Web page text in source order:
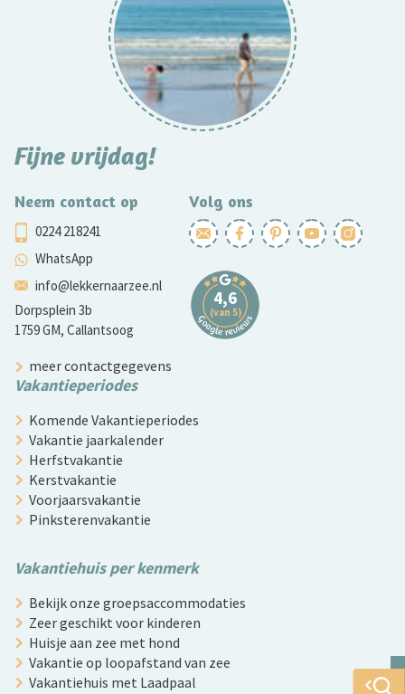
Fijne vrijdag!
Neem contact op
0224 218241
WhatsApp
info@lekkernaarzee.nl
Dorpsplein 3b
1759 GM, Callantsoog
Volg ons
meer contactgegevens
Vakantieperiodes
Komende Vakantieperiodes
Vakantie jaarkalender
Herfstvakantie
Kerstvakantie
Voorjaarsvakantie
Pinksterenvakantie
Vakantiehuis per kenmerk
Bekijk onze groepsaccommodaties
Zeer geschikt voor kinderen
Huisje aan zee met hond
Vakantie op loopafstand van zee
Vakantiehuis met Laadpaal